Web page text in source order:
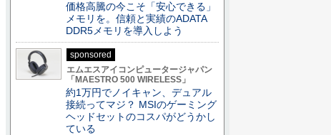
価格高騰の今こそ「安心できる」
メモリを。信頼と実績のADATA
DDR5メモリを導入しよう
sponsored
エムエスアイコンピュータージャパン
「MAESTRO 500 WIRELESS」
約1万円でノイキャン、デュアル
接続ってマジ？ MSIのゲーミング
ヘッドセットのコスパがどうかし
ている